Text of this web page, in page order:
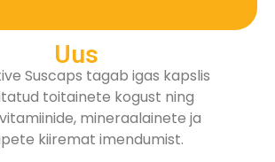
Uus
Suscaps tagab igas kapslis
toitainete kogust ning
mineraalainete ja
kiiremat imendumist.